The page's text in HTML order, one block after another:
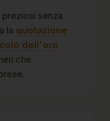
senza
la quotazione
dell'oro
che